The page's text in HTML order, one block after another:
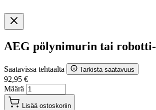
AEG pölynimurin tai robotti-
Saatavissa tehtaalta Tarkista saatavuus
92,95 €
Määrä
Lisää ostoskoriin